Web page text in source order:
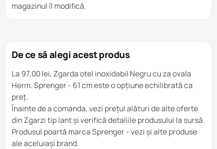
magazinul îl modifică.
De ce să alegi acest produs
La 97,00 lei, Zgarda otel inoxidabil Negru cu za ovala
Herm. Sprenger - 61 cm este o opțiune echilibrată ca
preț.
Înainte de a comanda, vezi prețul alături de alte oferte
dinZgarzi tip lantși verifică detaliile produsului la sursă.
Produsul poartă marcaSprenger- vezi și alte produse
ale aceluiași brand.